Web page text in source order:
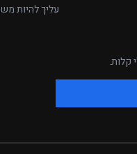
עליך להיות
קלות.